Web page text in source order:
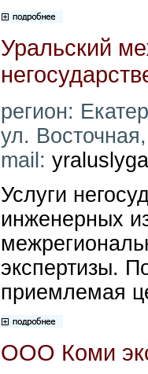
Уральский
регион:
ул.
mail:
Услуги
инженерных
экспертизы.
приемлемая
ООО Коми